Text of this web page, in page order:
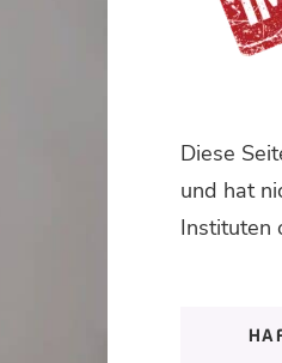
Diese
und hat
Instituten